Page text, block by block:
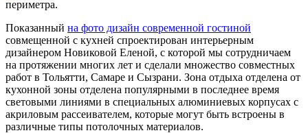
Показанный на фото дизайн современной гостиной
совмещенной с кухней спроектирован интерьерным
дизайнером Новиковой Еленой, с которой мы сотрудничаем
на протяжении многих лет и сделали множество совместных
работ в Тольятти, Самаре и Сызрани. Зона отдыха отделена от
кухонной зоны отделена популярными в последнее время
световыми линиями в специальных алюминиевых корпусах с
акриловым рассеивателем, которые могут быть встроены в
различные типы потолочных материалов.